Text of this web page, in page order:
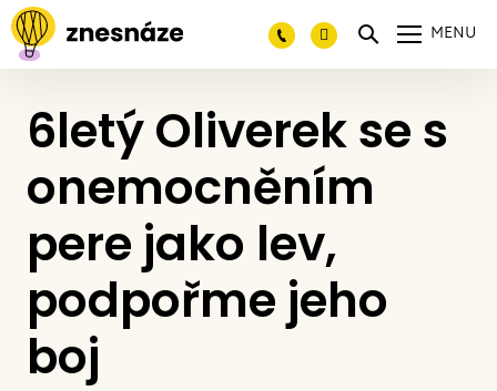
MENU
6letý Oliverek se s
onemocněním
pere jako lev,
podpořme jeho
boj